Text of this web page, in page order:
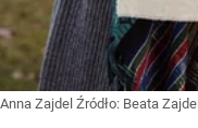
Anna Zajdel Źródło: Beata Zajdel